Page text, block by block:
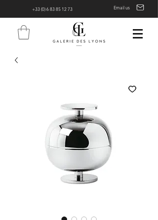
+33 (0) 6 83 85 12 73 Email us